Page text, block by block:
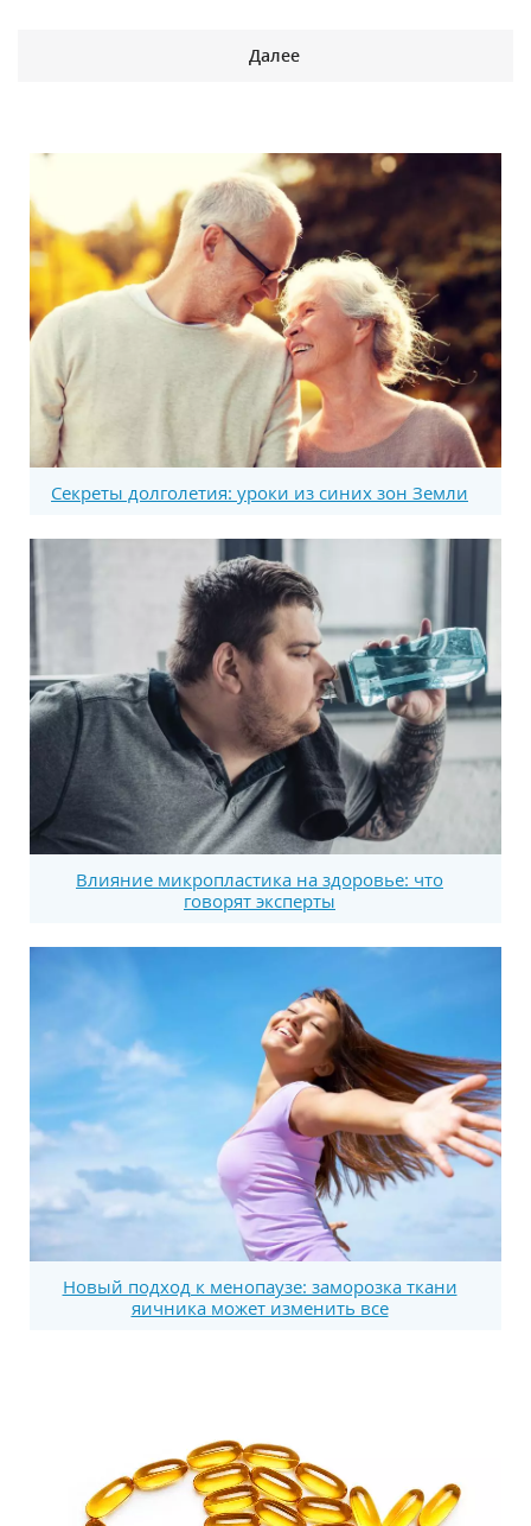
Далее
Секреты долголетия: уроки из синих зон Земли
Влияние микропластика на здоровье: что
говорят эксперты
Новый подход к менопаузе: заморозка ткани
яичника может изменить все